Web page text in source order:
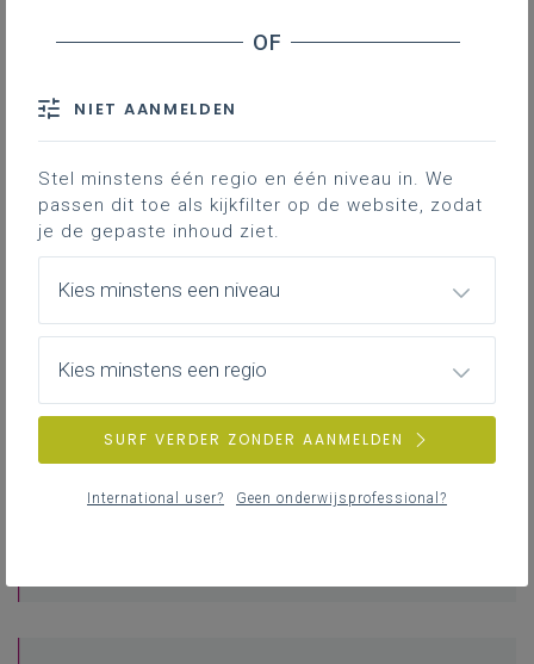
Inspirerend materiaal
Didactische tips, ondersteunende documenten,
duiding bij leerinhouden...
Achtergrond
Literatuur, onderzoek, regelgeving, interessante
websites...
NIET AANMELDEN
Stel minstens één regio en één niveau in. We
passen dit toe als kijkfilter op de website, zodat
je de gepaste inhoud ziet.
Kies minstens een niveau
Kies minstens een regio
SURF VERDER ZONDER AANMELDEN
International user? Geen onderwijsprofessional?